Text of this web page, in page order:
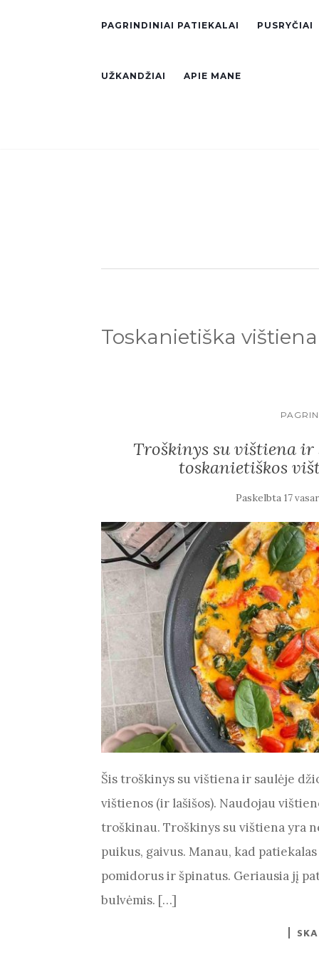
PAGRINDINIAI PATIEKALAI PUSRYČIAI
UŽKANDŽIAI APIE MANE
Toskanietiška vištiena
Troškinys su vištiena
toskanietiškos
Paskelbta17
Šis troškinys su vištiena ir saulėje
vištienos (ir lašišos). Naudojau
troškinau. Troškinys su vištiena yra
puikus, gaivus. Manau, kad
pomidorus ir špinatus. Geriausia jį
bulvėmis. […]